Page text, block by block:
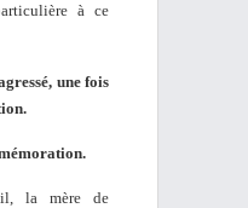
à ce
une fois
la mère de